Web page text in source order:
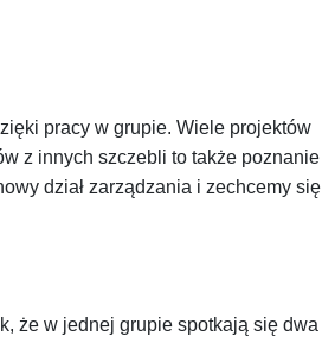
pracy w grupie. Wiele projektów
z innych szczebli to także poznanie
dział zarządzania i zechcemy się
że w jednej grupie spotkają się dwa